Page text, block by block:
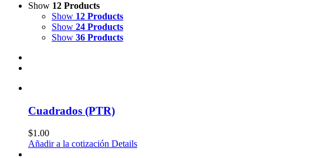
Show 12 Products
Show 12 Products
Show 24 Products
Show 36 Products
Cuadrados (PTR)
$1.00
Añadir a la cotización Details